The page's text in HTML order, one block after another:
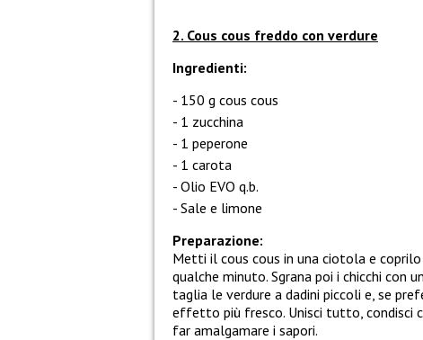
2. Cous cous freddo con verdure
Ingredienti:
150 g cous cous
1 zucchina
1 peperone
1 carota
Olio EVO q.b.
Sale e limone
Preparazione:
Metti il cous cous in una ciotola e
qualche minuto. Sgrana poi i chicchi
taglia le verdure a dadini piccoli e, se
effetto più fresco. Unisci tutto, condisci
far amalgamare i sapori.